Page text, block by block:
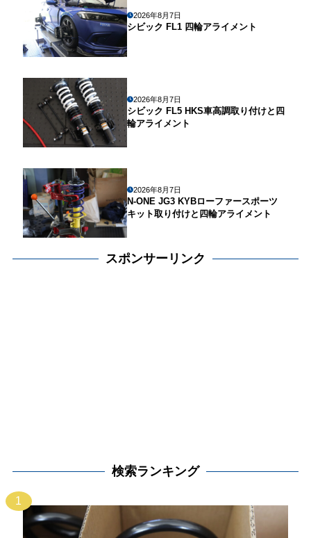
2026年8月7日
シビック FL1 四輪アライメント
2026年8月7日
シビック FL5 HKS車高調取り付けと四
輪アライメント
2026年8月7日
N-ONE JG3 KYBローファースポーツ
キット取り付けと四輪アライメント
スポンサーリンク
検索ランキング
1